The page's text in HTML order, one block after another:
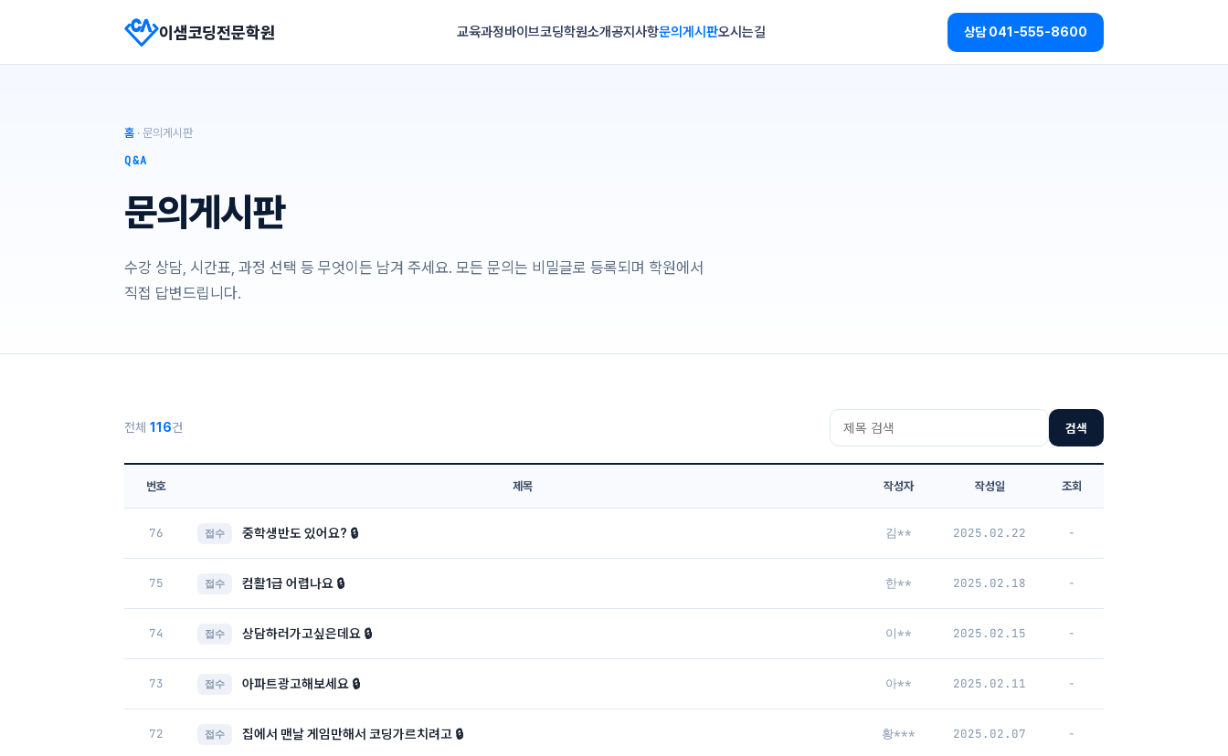
이샘코딩전문학원 교육과정바이브코딩학원소개공지사항문의게시판오시는길 상담041-555-8600
홈 · 문의게시판
Q&A
문의게시판
수강 상담, 시간표, 과정 선택 등 무엇이든 남겨 주세요. 모든 문의는 비밀글로 등록되며 학원에서
직접 답변드립니다.
전체 116건 검색
번호 제목 작성자 작성일 조회
76 접수 중학생반도 있어요? 🔒 김** 2025.02.22 -
75 접수 컴활1급 어렵나요 🔒 한** 2025.02.18 -
74 접수 상담하러가고싶은데요 🔒 이** 2025.02.15 -
73 접수 아파트광고해보세요 🔒 아** 2025.02.11 -
72 접수 집에서 맨날 게임만해서 코딩가르치려고 🔒 황*** 2025.02.07 -